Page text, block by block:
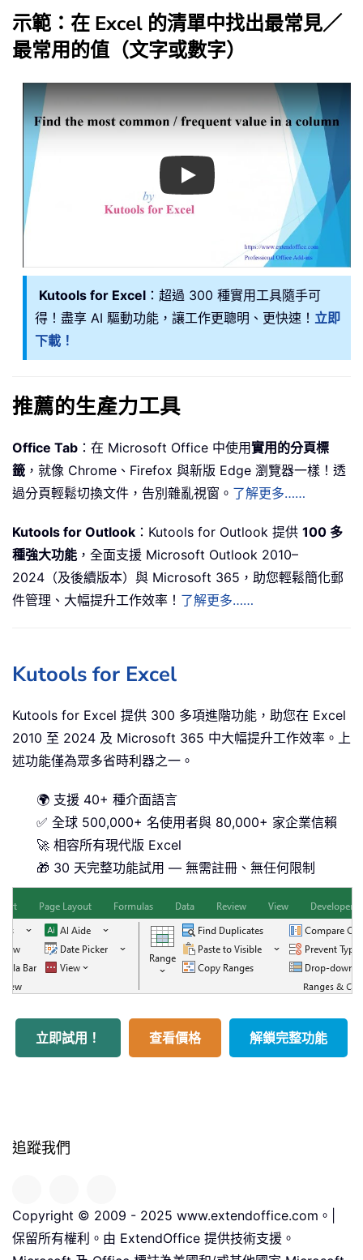
示範：在 Excel 的清單中找出最常見／
最常用的值（文字或數字）
Play
Kutools for Excel ：超過 300 種實用工具隨手可
得！盡享 AI 驅動功能，讓工作更聰明、更快速！ 立即
下載！
推薦的生產力工具
Office Tab ：在 Microsoft Office 中使用實用的分頁標
籤 ，就像 Chrome、Firefox 與新版 Edge 瀏覽器一樣！透
過分頁輕鬆切換文件，告別雜亂視窗。 了解更多……
Kutools for Outlook ：Kutools for Outlook 提供 100 多
種強大功能 ，全面支援 Microsoft Outlook 2010–
2024（及後續版本）與 Microsoft 365，助您輕鬆簡化郵
件管理、大幅提升工作效率！ 了解更多……
Kutools for Excel
Kutools for Excel 提供 300 多項進階功能，助您在 Excel
2010 至 2024 及 Microsoft 365 中大幅提升工作效率。上
述功能僅為眾多省時利器之一。
🌍 支援 40+ 種介面語言
✅ 全球 500,000+ 名使用者與 80,000+ 家企業信賴
🚀 相容所有現代版 Excel
🎁 30 天完整功能試用 — 無需註冊、無任何限制
立即試用！ 查看價格 解鎖完整功能
追蹤我們
Copyright © 2009 - 2025 www.extendoffice.com。|
保留所有權利。由 ExtendOffice 提供技術支援。